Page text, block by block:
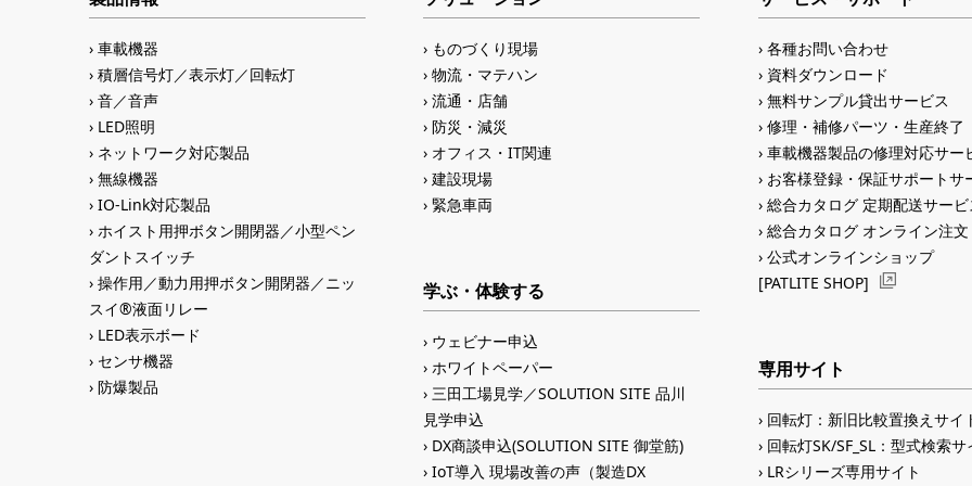
車載機器
積層信号灯／表示灯／回転灯
音／音声
LED照明
ネットワーク対応製品
無線機器
IO-Link対応製品
ホイスト用押ボタン開閉器／小型ペン
ダントスイッチ
操作用／動力用押ボタン開閉器／ニッ
スイ®液面リレー
LED表示ボード
センサ機器
防爆製品
ものづくり現場
物流・マテハン
流通・店舗
防災・減災
オフィス・IT関連
建設現場
緊急車両
学ぶ・体験する
ウェビナー申込
ホワイトペーパー
三田工場見学／SOLUTION SITE 品川
見学申込
DX商談申込(SOLUTION SITE 御堂筋)
IoT導入 現場改善の声（製造DX
各種お問い合わせ
資料ダウンロード
無料サンプル貸出サービス
修理・補修パーツ・生産終了
車載機器製品の修理対応サー
お客様登録・保証サポートサ
総合カタログ 定期配送サー
総合カタログ オンライン注文
公式オンラインショップ
[PATLITE SHOP]
専用サイト
回転灯：新旧比較置換えサイ
回転灯SK/SF_SL：型式検索サ
LRシリーズ専用サイト